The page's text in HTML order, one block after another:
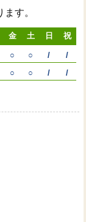
す。
金 土 日 祝
○ ○ /
/
○ ○ / /